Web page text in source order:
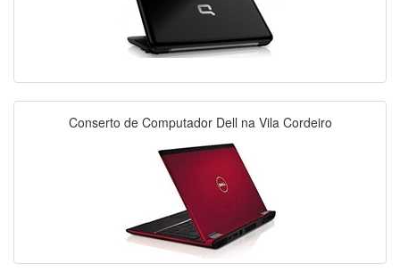
Conserto de Computador Dell na Vila Cordeiro